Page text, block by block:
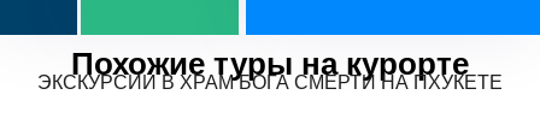
Похожие туры на курорте
ЭКСКУРСИИ В ХРАМ БОГА СМЕРТИ НА ПХУКЕТЕ